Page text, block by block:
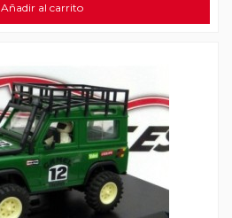
Añadir al carrito